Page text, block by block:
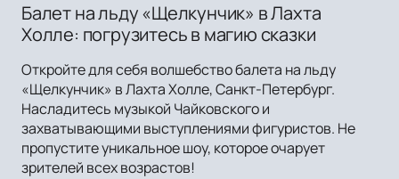
Балет на льду «Щелкунчик» в Лахта
Холле: погрузитесь в магию сказки
Откройте для себя волшебство балета на льду
«Щелкунчик» в Лахта Холле, Санкт-Петербург.
Насладитесь музыкой Чайковского и
захватывающими выступлениями фигуристов. Не
пропустите уникальное шоу, которое очарует
зрителей всех возрастов!